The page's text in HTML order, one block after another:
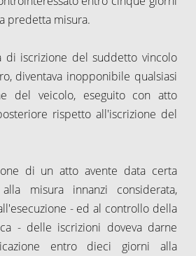
predetta misura.
di iscrizione del suddetto vincolo
diventava inopponibile qualsiasi
del veicolo, eseguito con atto
rispetto all'iscrizione del
di un atto avente data certa
misura innanzi considerata,
- ed al controllo della
- delle iscrizioni doveva darne
entro dieci giorni alla